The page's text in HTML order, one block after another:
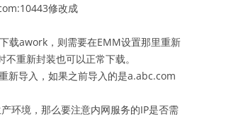
修改成
载awork，则需要在EMM设置那里重新
重新封装也可以正常下载。
新导入，如果之前导入的是a.abc.com
环境，那么要注意内网服务的IP是否需